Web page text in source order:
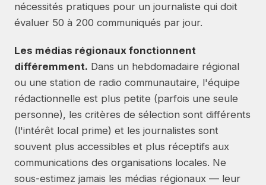
nécessités pratiques pour un journaliste qui doit
évaluer 50 à 200 communiqués par jour.
Les médias régionaux fonctionnent
différemment. Dans un hebdomadaire régional
ou une station de radio communautaire, l'équipe
rédactionnelle est plus petite (parfois une seule
personne), les critères de sélection sont différents
(l'intérêt local prime) et les journalistes sont
souvent plus accessibles et plus réceptifs aux
communications des organisations locales. Ne
sous-estimez jamais les médias régionaux — leur